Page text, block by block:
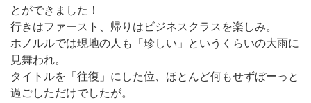
とができました！
行きはファースト、帰りはビジネスクラスを楽しみ。
ホノルルでは現地の人も「珍しい」というくらいの大雨に
見舞われ。
タイトルを「往復」にした位、ほとんど何もせずぼーっと
過ごしただけでしたが。